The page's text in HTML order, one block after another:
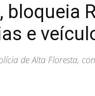
e
de Alta Floresta,